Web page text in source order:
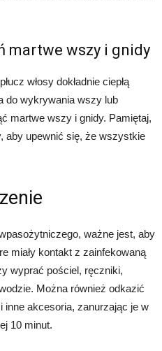
martwe wszy i gnidy
włosy dokładnie ciepłą
do wykrywania wszy lub
martwe wszy i gnidy. Pamiętaj,
aby upewnić się, że wszystkie
ważne jest, aby
miały kontakt z zainfekowaną
wyprać pościel, ręczniki,
Można również odkazić
inne akcesoria, zanurzając je w
10 minut.